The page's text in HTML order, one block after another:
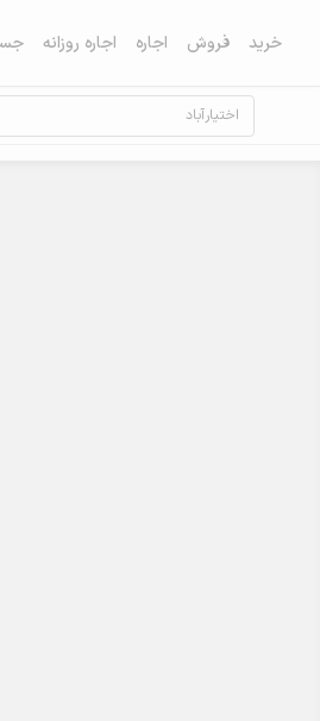
خرید فروش اجاره اجاره روزانه